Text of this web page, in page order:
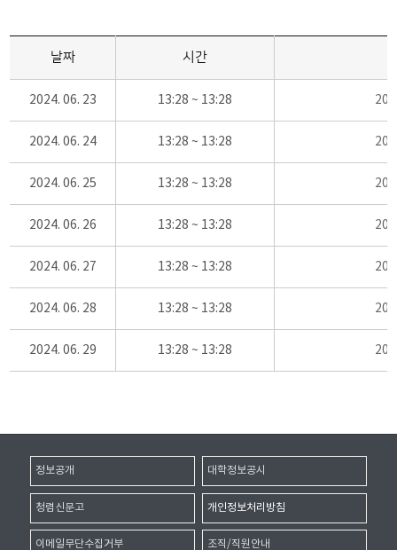
날짜 시간
2024. 06. 23 13:28 ~ 13:28
2024. 06. 24 13:28 ~ 13:28
2024. 06. 25 13:28 ~ 13:28
2024. 06. 26 13:28 ~ 13:28
2024. 06. 27 13:28 ~ 13:28
2024. 06. 28 13:28 ~ 13:28
2024. 06. 29 13:28 ~ 13:28
정보공개 대학정보공시
청렴신문고 개인정보처리방침
이메일무단수집거부 조직/직원안내